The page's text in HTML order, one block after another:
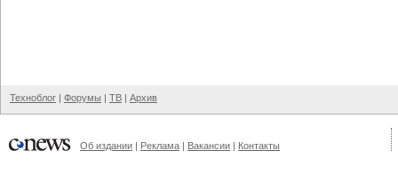
Техноблог | Форумы | ТВ | Архив
Об издании | Реклама | Вакансии | Контакты